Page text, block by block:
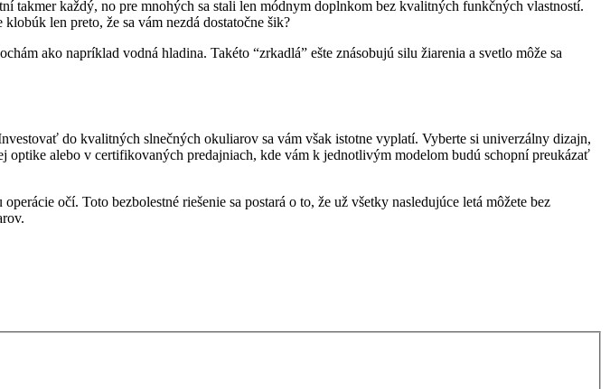
takmer každý, no pre mnohých sa stali len módnym doplnkom bez kvalitných funkčných vlastností.
len preto, že sa vám nezdá dostatočne šik?
ako napríklad vodná hladina. Takéto “zrkadlá” ešte znásobujú silu žiarenia a svetlo môže sa
do kvalitných slnečných okuliarov sa vám však istotne vyplatí. Vyberte si univerzálny dizajn,
alebo v certifikovaných predajniach, kde vám k jednotlivým modelom budú schopní preukázať
očí. Toto bezbolestné riešenie sa postará o to, že už všetky nasledujúce letá môžete bez